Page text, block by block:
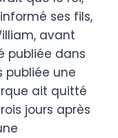
ses fils,
avant
publiée dans
publiée une
ait quitté
jours après